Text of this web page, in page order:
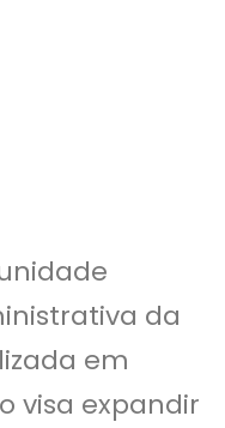
da
em
visa expandir